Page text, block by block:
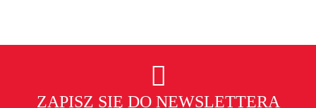
ZAPISZ SIĘ DO NEWSLETTERA